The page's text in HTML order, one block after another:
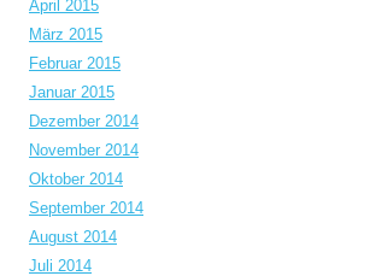
April 2015
März 2015
Februar 2015
Januar 2015
Dezember 2014
November 2014
Oktober 2014
September 2014
August 2014
Juli 2014